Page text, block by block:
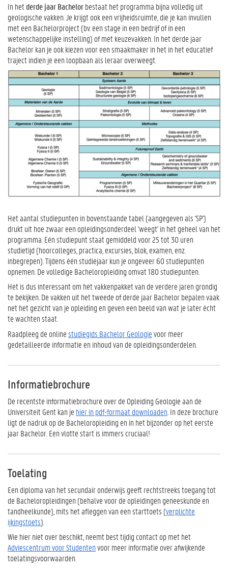
In hetderde jaar Bachelorbestaat het programma bijna volledig uit
geologische vakken. Je krijgt ook een vrijheidsruimte, die je kan invullen
met een Bachelorproject (bv. een stage in een bedrijf of in een
wetenschappelijke instelling) of met keuzevakken. In het derde jaar
Bachelor kan je ook kiezen voor een smaakmaker in het in het educatief
traject indien je een loopbaan als leraar overweegt.
Het aantal studiepunten in bovenstaande tabel (aangegeven als 'SP')
drukt uit hoe zwaar een opleidingsonderdeel 'weegt' in het geheel van het
programma. Eén studiepunt staat gemiddeld voor 25 tot 30 uren
studietijd (hoorcolleges, practica, excursies, blok, examen, enz.
inbegrepen). Tijdens één studiejaar kun je ongeveer 60 studiepunten
opnemen. De volledige Bacheloropleiding omvat 180 studiepunten.
Het is dus interessant om het vakkenpakket van de verdere jaren grondig
te bekijken. De vakken uit het tweede of derde jaar Bachelor bepalen vaak
net het gezicht van je opleiding en geven een beeld van wat je later écht
te wachten staat.
Raadpleeg de onlinestudiegids Bachelor Geologievoor meer
gedetailleerde informatie en inhoud van de opleidingsonderdelen.
Informatiebrochure
De recentste informatiebrochure over de Opleiding Geologie aan de
Universiteit Gent kan je hier in pdf-formaat downloaden . In deze brochure
ligt de nadruk op de Bacheloropleiding en in het bijzonder op het eerste
jaar Bachelor. Een vlotte start is immers cruciaal!
Toelating
Een diploma van het secundair onderwijs geeft rechtstreeks toegang tot
de Bacheloropleidingen (behalve voor de opleidingen geneeskunde en
tandheelkunde), mits het afleggen van een starttoets (verplichte
ijkingstoets).
Wie hier niet over beschikt, neemt best tijdig contact op met het
Adviescentrum voor Studentenvoor meer informatie over afwijkende
toelatingsvoorwaarden.